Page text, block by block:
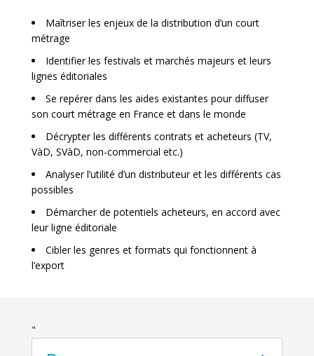
Maîtriser les enjeux de la distribution d’un court
métrage
Identifier les festivals et marchés majeurs et leurs
lignes éditoriales
Se repérer dans les aides existantes pour diffuser
son court métrage en France et dans le monde
Décrypter les différents contrats et acheteurs (TV,
VàD, SVàD, non-commercial etc.)
Analyser l’utilité d’un distributeur et les différents cas
possibles
Démarcher de potentiels acheteurs, en accord avec
leur ligne éditoriale
Cibler les genres et formats qui fonctionnent à
l’export
"